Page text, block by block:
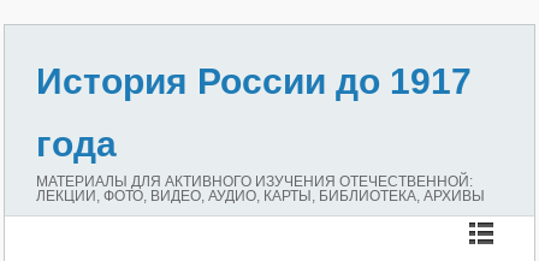
История России до 1917
года
МАТЕРИАЛЫ ДЛЯ АКТИВНОГО ИЗУЧЕНИЯ ОТЕЧЕСТВЕННОЙ:
ЛЕКЦИИ, ФОТО, ВИДЕО, АУДИО, КАРТЫ, БИБЛИОТЕКА, АРХИВЫ